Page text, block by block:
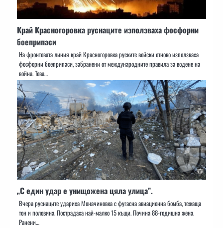
Край Красногоровка руснаците използваха фосфорни
боеприпаси
На фронтовата линия край Красногоровка руските войски отново използваха
фосфорни боеприпаси, забранени от международните правила за водене на
война. Това…
„С един удар е унищожена цяла улица”.
Вчера руснаците удариха Моначиновка с фугасна авиационна бомба, тежаща
тон и половина. Пострадаха най-малко 15 къщи. Почина 88-годишна жена.
Ранени…